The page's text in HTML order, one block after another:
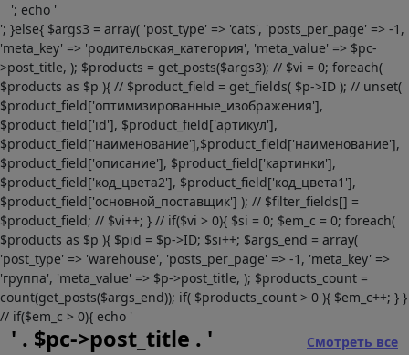
'; echo '
'; }else{ $args3 = array( 'post_type' => 'cats', 'posts_per_page' => -1,
'meta_key' => 'родительская_категория', 'meta_value' => $pc-
>post_title, ); $products = get_posts($args3); // $vi = 0; foreach(
$products as $p ){ // $product_field = get_fields( $p->ID ); // unset(
$product_field['оптимизированные_изображения'],
$product_field['id'], $product_field['артикул'],
$product_field['наименование'],$product_field['наименование'],
$product_field['описание'], $product_field['картинки'],
$product_field['код_цвета2'], $product_field['код_цвета1'],
$product_field['основной_поставщик'] ); // $filter_fields[] =
$product_field; // $vi++; } // if($vi > 0){ $si = 0; $em_c = 0; foreach(
$products as $p ){ $pid = $p->ID; $si++; $args_end = array(
'post_type' => 'warehouse', 'posts_per_page' => -1, 'meta_key' =>
'группа', 'meta_value' => $p->post_title, ); $products_count =
count(get_posts($args_end)); if( $products_count > 0 ){ $em_c++; } }
// if($em_c > 0){ echo '
' . $pc->post_title . '
Смотреть все